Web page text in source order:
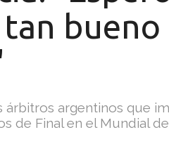
bueno
argentinos que
de Final en el Mundial